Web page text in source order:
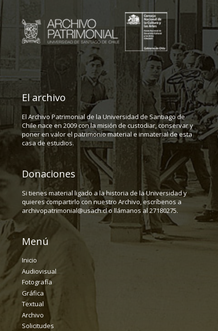
El archivo
El Archivo Patrimonial de la Universidad de Santiago de
Chile nace en 2009 con la misión de custodiar, conservar y
poner en valor el patrimonio material e inmaterial de esta
casa de estudios.
Donaciones
Si tienes material ligado a la historia de la Universidad y
quieres compartirlo con nuestro Archivo, escríbenos a
archivopatrimonial@usach.cl o llámanos al 27180275.
Menú
Inicio
Audiovisual
Fotografía
Gráfica
Textual
Archivo
Solicitudes